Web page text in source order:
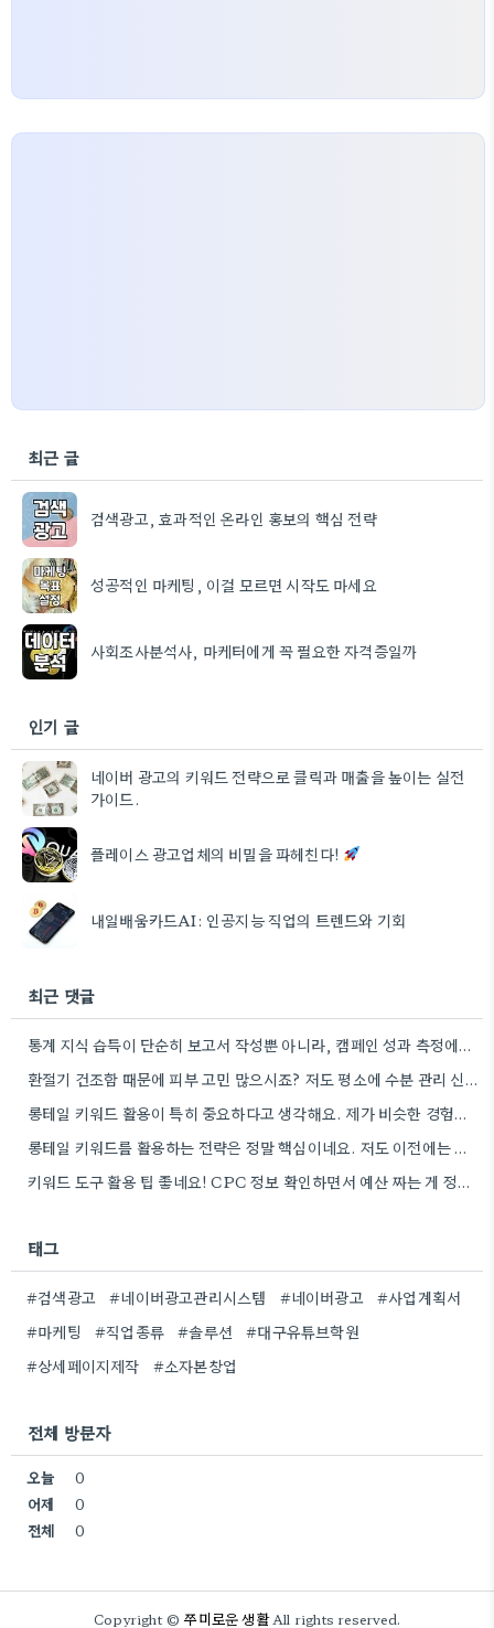
최근 글
검색광고, 효과적인 온라인 홍보의 핵심 전략
성공적인 마케팅, 이걸 모르면 시작도 마세요
사회조사분석사, 마케터에게 꼭 필요한 자격증일까
인기 글
네이버 광고의 키워드 전략으로 클릭과 매출을 높이는 실전
가이드.
플레이스 광고업체의 비밀을 파헤친다!
내일배움카드AI: 인공지능 직업의 트렌드와 기회
최근 댓글
통계 지식 습득이 단순히 보고서 작성뿐 아니라, 캠페인 성과 측정에도 도움이 된다니 흥미롭네요.
환절기 건조함 때문에 피부 고민 많으시죠? 저도 평소에 수분 관리 신경 쓰느라 시간 오래 뺏깁니다.
롱테일 키워드 활용이 특히 중요하다고 생각해요. 제가 비슷한 경험을 할 때, 너무 일반적인 키워드에 집중했더니…
롱테일 키워드를 활용하는 전략은 정말 핵심이네요. 저도 이전에는 너무 넓은 범위의 키워드에 집중해서 예산을 낭비했던…
키워드 도구 활용 팁 좋네요! CPC 정보 확인하면서 예산 짜는 게 정말 중요할 것 같아요.
태그
#검색광고 #네이버광고관리시스템 #네이버광고
#사업계획서
#마케팅
#직업종류 #솔루션
#대구유튜브학원
#상세페이지제작
#소자본창업
전체 방문자
오늘
0
어제
0
전체
0
Copyright ©쭈미로운 생활All rights reserved.